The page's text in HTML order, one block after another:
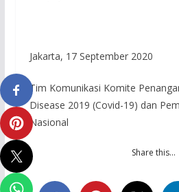
Jakarta, 17 September 2020
Tim Komunikasi Komite
Disease 2019 (Covid-19) dan
Nasional
Share this…